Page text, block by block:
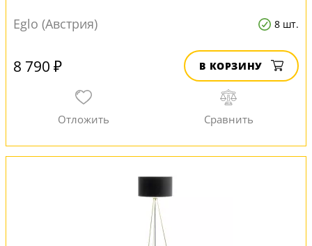
Eglo (Австрия) 8 шт.
8 790 ₽ В КОРЗИНУ